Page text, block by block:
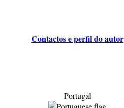
Contactos e perfil do autor
Portugal